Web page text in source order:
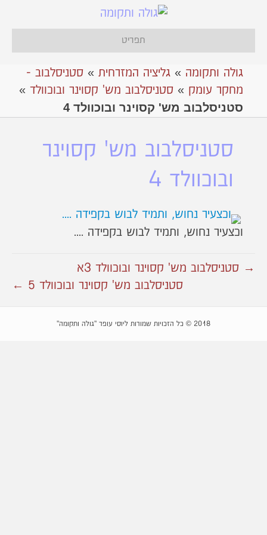
תפריט
גולה ותקומה » גליציה המזרחית » סטניסלבוב -
מחקר עומק » סטניסלבוב מש' קסוינר ובוכוולד »
סטניסלבוב מש' קסוינר ובוכוולד 4
סטניסלבוב מש' קסוינר
ובוכוולד 4
וכצעיר נחוש, ותמיד לבוש בקפידה ....
→ סטניסלבוב מש' קסוינר ובוכוולד 3א
סטניסלבוב מש' קסוינר ובוכוולד 5 ←
2018 © כל הזכויות שמורות ליוסי עופר "גולה ותקומה"